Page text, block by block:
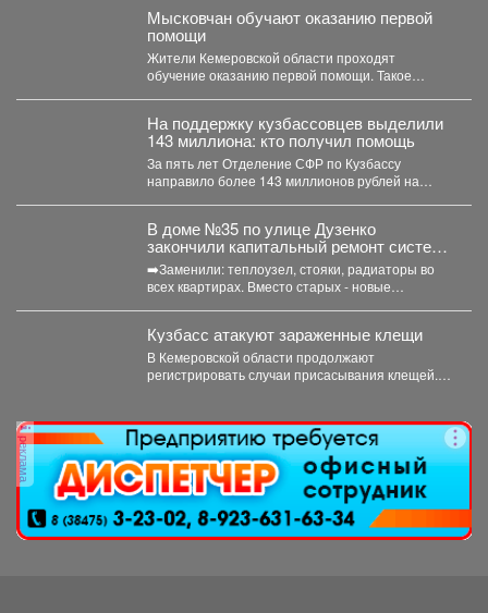
Мысковчан обучают оказанию первой
помощи
Жители Кемеровской области проходят
обучение оказанию первой помощи. Такое
На поддержку кузбассовцев выделили
143 миллиона: кто получил помощь
За пять лет Отделение СФР по Кузбассу
направило более 143 миллионов рублей на
В доме №35 по улице Дузенко
закончили капитальный ремонт системы
отопления.
➡️Заменили: теплоузел, стояки, радиаторы во
всех квартирах. Вместо старых - новые
Кузбасс атакуют зараженные клещи
В Кемеровской области продолжают
регистрировать случаи присасывания клещей.
реклама